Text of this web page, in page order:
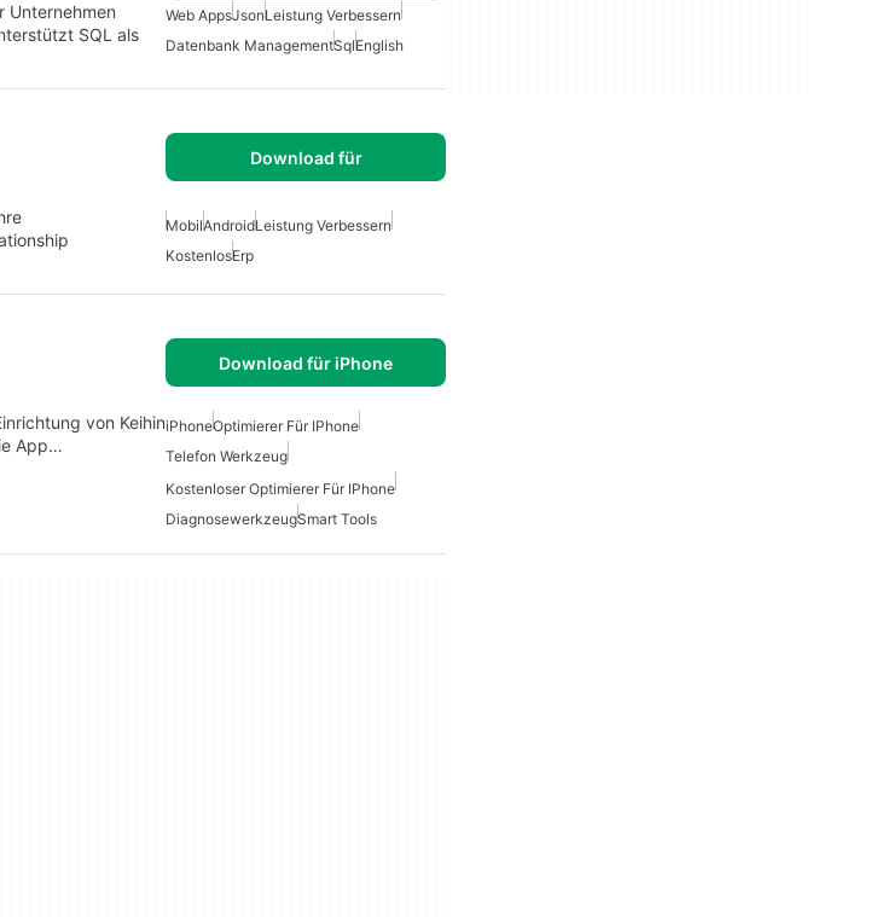
Unternehmen
SQL als
Web AppsJsonLeistung Verbessern
Datenbank ManagementSqlEnglish
Download für
MobilAndroidLeistung Verbessern
KostenlosErp
Download für iPhone
von Keihin
App…
iPhoneOptimierer Für IPhone
Telefon Werkzeug
Kostenloser Optimierer Für IPhone
DiagnosewerkzeugSmart Tools